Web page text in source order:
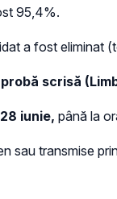
95,4%.
a fost eliminat
scrisă
iunie, până la
sau transmise